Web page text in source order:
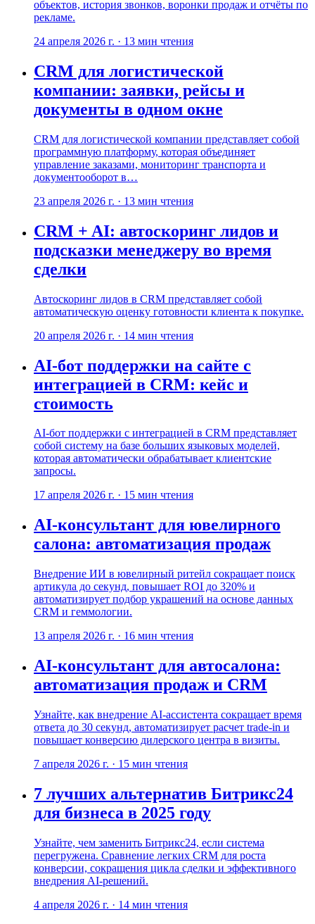
объектов, история звонков, воронки продаж и отчёты по
рекламе.
24 апреля 2026 г. · 13 мин чтения
CRM для логистической
компании: заявки, рейсы и
документы в одном окне
CRM для логистической компании представляет собой
программную платформу, которая объединяет
управление заказами, мониторинг транспорта и
документооборот в…
23 апреля 2026 г. · 13 мин чтения
CRM + AI: автоскоринг лидов и
подсказки менеджеру во время
сделки
Автоскоринг лидов в CRM представляет собой
автоматическую оценку готовности клиента к покупке.
20 апреля 2026 г. · 14 мин чтения
AI-бот поддержки на сайте с
интеграцией в CRM: кейс и
стоимость
AI-бот поддержки с интеграцией в CRM представляет
собой систему на базе больших языковых моделей,
которая автоматически обрабатывает клиентские
запросы.
17 апреля 2026 г. · 15 мин чтения
AI-консультант для ювелирного
салона: автоматизация продаж
Внедрение ИИ в ювелирный ритейл сокращает поиск
артикула до секунд, повышает ROI до 320% и
автоматизирует подбор украшений на основе данных
CRM и геммологии.
13 апреля 2026 г. · 16 мин чтения
AI-консультант для автосалона:
автоматизация продаж и CRM
Узнайте, как внедрение AI-ассистента сокращает время
ответа до 30 секунд, автоматизирует расчет trade-in и
повышает конверсию дилерского центра в визиты.
7 апреля 2026 г. · 15 мин чтения
7 лучших альтернатив Битрикс24
для бизнеса в 2025 году
Узнайте, чем заменить Битрикс24, если система
перегружена. Сравнение легких CRM для роста
конверсии, сокращения цикла сделки и эффективного
внедрения AI-решений.
4 апреля 2026 г. · 14 мин чтения